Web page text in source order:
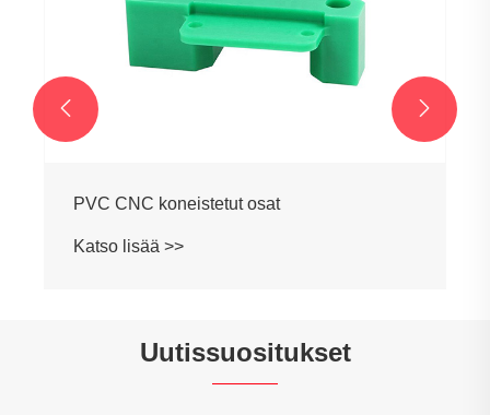
PVC CNC koneistetut osat
Katso lisää >>
 
Uutissuositukset